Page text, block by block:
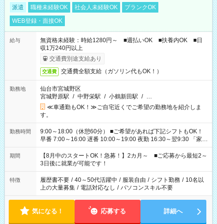
派遣 職種未経験OK 社会人未経験OK
ブランクOK
WEB登録・面接OK
給与
無資格未経験：時給1280円～ ■週払いOK ■扶養内OK ■日
収1万240円以上
交通費別途支給あり
交通費 交通費全額支給（ガソリン代もOK！）
勤務地
仙台市宮城野区
宮城野原駅 / 中野栄駅 / 小鶴新田駅 / …
≪車通勤もOK！≫ご自宅近くでご希望の勤務地を紹介しま
す。
勤務時間
9:00～18:00（休憩60分） ■ご希望があれば下記シフトもOK！
早番 7:00～16:00 遅番 10:00～19:00 夜勤 16:30～翌9:30 「家族
と休みを合わせたい」 「余裕を持って夕飯の準備がしたい」
「できれば残業はしたくない」 など、ご希望を教えてください
ね。 ※Wワーク希望の方へ 今ご覧のお仕事で希望する勤務時間
と、もう1つのお仕事の勤務時間。 合計で週40時間を超える場
合は応募できません。
期間
【8月中のスタートOK！急募！】2カ月～ ■ご応募から最短2～
3日後に就業が可能です！
特徴 履歴書不要 / 40～50代活躍中 / 服装自由 / シフト勤務 / 10名以
上の大量募集 / 電話対応なし / パソコンスキル不要
気になる！ 応募する 詳細へ